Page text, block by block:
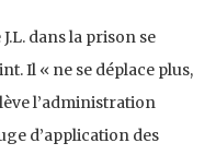
dans la prison se
Il « ne se déplace plus,
l’administration
d’application des